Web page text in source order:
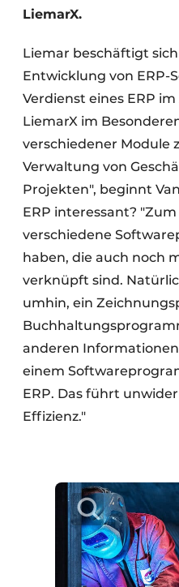
LiemarX.
Liemar beschäftigt
Entwicklung von ERP-
Verdienst eines ERP
LiemarX im
verschiedener Module
Verwaltung von
Projekten", beginnt
ERP interessant?
verschiedene
haben, die auch noch
verknüpft sind.
umhin, ein
anderen
einem
ERP. Das führt
Effizienz."